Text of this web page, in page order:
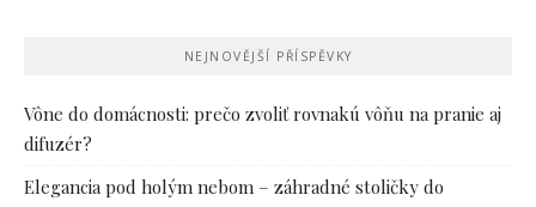
NEJNOVĚJŠÍ PŘÍSPĚVKY
Vône do domácnosti: prečo zvoliť rovnakú vôňu na pranie aj
difuzér?
Elegancia pod holým nebom – záhradné stoličky do